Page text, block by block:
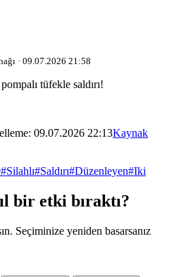
· 09.07.2026 21:58
tüfekle saldırı!
09.07.2026 22:13Kaynak
#Silahlı#Saldırı#Düzenleyen#Iki
bir etki bıraktı?
Seçiminize yeniden basarsanız